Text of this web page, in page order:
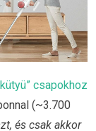
csapokhoz
(~3.700
és csak akkor